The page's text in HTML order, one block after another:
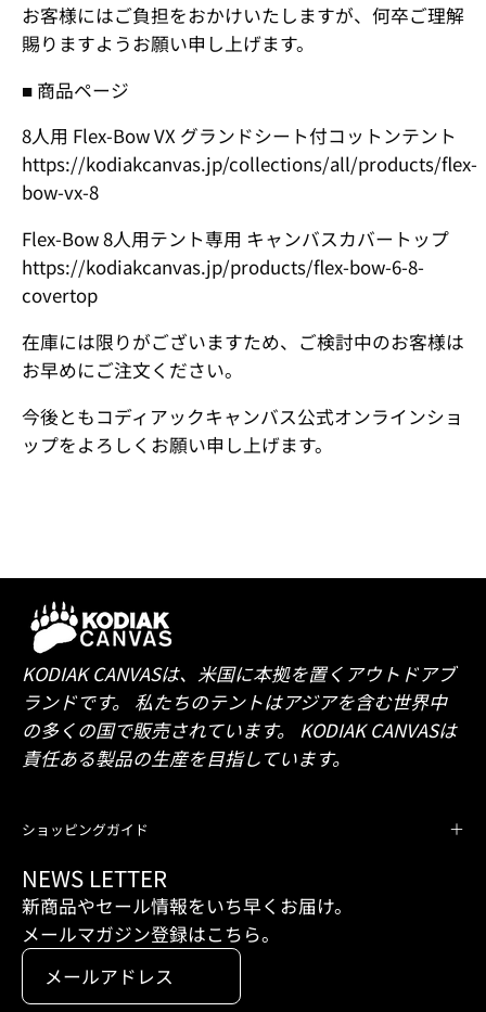
お客様にはご負担をおかけいたしますが、何卒ご理解
賜りますようお願い申し上げます。
■ 商品ページ
8人用 Flex-Bow VX グランドシート付コットンテント
https://kodiakcanvas.jp/collections/all/products/flex-
bow-vx-8
Flex-Bow 8人用テント専用 キャンバスカバートップ
https://kodiakcanvas.jp/products/flex-bow-6-8-
covertop
在庫には限りがございますため、ご検討中のお客様は
お早めにご注文ください。
今後ともコディアックキャンバス公式オンラインショ
ップをよろしくお願い申し上げます。
KODIAK CANVASは、米国に本拠を置くアウトドアブ
ランドです。 私たちのテントはアジアを含む世界中
の多くの国で販売されています。 KODIAK CANVASは
責任ある製品の生産を目指しています。
ショッピングガイド
NEWS LETTER
新商品やセール情報をいち早くお届け。
メールマガジン登録はこちら。